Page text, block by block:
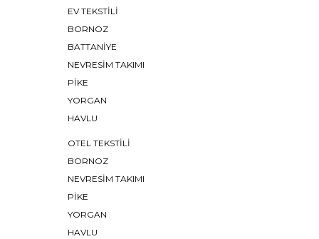
EV TEKSTİLİ
BORNOZ
BATTANIYE
NEVRESIM TAKIMI
PIKE
YORGAN
HAVLU
OTEL TEKSTİLİ
BORNOZ
NEVRESİM TAKIMI
PIKE
YORGAN
HAVLU